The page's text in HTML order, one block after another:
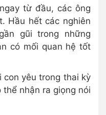
từ đầu, các ông
Hầu hết các nghiên
gũi trong những
có mối quan hệ tốt
con yêu trong thai kỳ
nhận ra giọng nói